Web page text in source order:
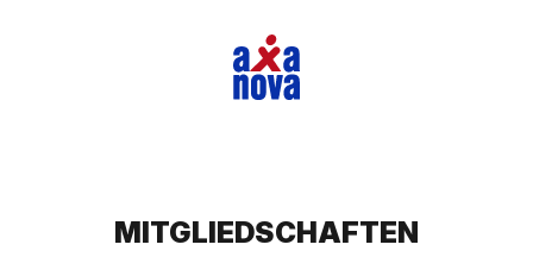
MITGLIEDSCHAFTEN